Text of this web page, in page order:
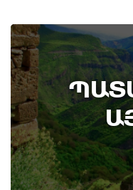
8th
по делу